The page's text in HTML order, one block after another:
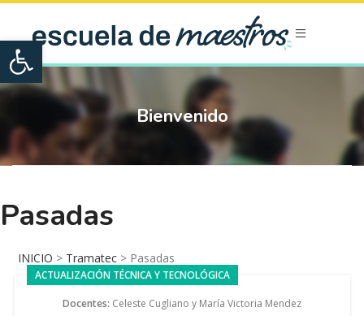
Open toolbar
Bienvenido
Pasadas
INICIO > Tramatec > Pasadas
ACTUALIZACIÓN TÉCNICA Y TECNOLÓGICA
Docentes: Celeste Cugliano y María Victoria Mendez